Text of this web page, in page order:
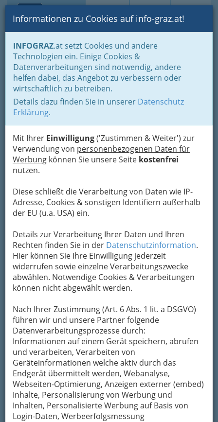
Suche Login Toggle
Informationen zu Cookies auf info-graz.at!
INFOGRAZ.at setzt Cookies und andere
Technologien ein. Einige Cookies &
Datenverarbeitungen sind notwendig, andere
helfen dabei, das Angebot zu verbessern oder
wirtschaftlich zu betreiben.
Details dazu finden Sie in unserer Datenschutz
Erklärung.
Mit Ihrer Einwilligung('Zustimmen & Weiter') zur
Verwendung von personenbezogenen Daten für
Werbung können Sie unsere Seite kostenfrei
nutzen.
Diese schließt die Verarbeitung von Daten wie IP-
Adresse, Cookies & sonstigen Identifiern außerhalb
der EU (u.a. USA) ein.
Details zur Verarbeitung Ihrer Daten und Ihren
Rechten finden Sie in der Datenschutzinformation.
Hier können Sie Ihre Einwilligung jederzeit
widerrufen sowie einzelne Verarbeitungszwecke
abwählen. Notwendige Cookies & Verarbeitungen
können nicht abgewählt werden.
Nach Ihrer Zustimmung (Art. 6 Abs. 1 lit. a DSGVO)
führen wir und unsere Partner folgende
Datenverarbeitungsprozesse durch:
Informationen auf einem Gerät speichern, abrufen
und verarbeiten, Verarbeiten von
Geräteinformationen welche aktiv durch das
Endgerät übermittelt werden, Webanalyse,
Webseiten-Optimierung, Anzeigen externer (embed)
Inhalte, Personalisierung von Werbung und
Inhalten, Personalisierte Werbung auf Basis von
Login-Daten, Werbeerfolgsmessung
Home Branchen
Gewerbe, Handwerk, Banken
Information und Consulting
Technische Büros - Ingenieurbüros
Fachgruppe der Technischen Büros - Ingenieurbüros
Ass.Prof.Univ.Doz.Dipl.Ing.Dr.
Theodor Sams
Obere Teichstraße 125, 8010 Graz
Karte
Adresse mit Google Maps anschauen
Navigation